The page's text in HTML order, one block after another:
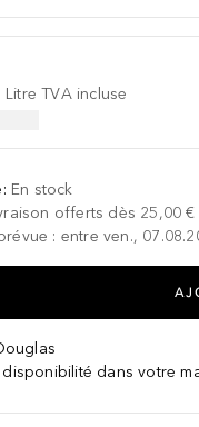
Litre TVA incluse
: En stock
offerts dès 25,00 €
: entre ven.,
disponibilité dans votre